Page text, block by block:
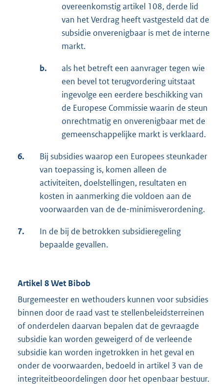
overeenkomstig artikel 108, derde lid
van het Verdrag heeft vastgesteld dat de
subsidie onverenigbaar is met de interne
markt.
b.
als het betreft een aanvrager tegen wie
een bevel tot terugvordering uitstaat
ingevolge een eerdere beschikking van
de Europese Commissie waarin de steun
onrechtmatig en onverenigbaar met de
gemeenschappelijke markt is verklaard.
6.
Bij subsidies waarop een Europees steunkader
van toepassing is, komen alleen de
activiteiten, doelstellingen, resultaten en
kosten in aanmerking die voldoen aan de
voorwaarden van de de-minimisverordening.
7.
In de bij de betrokken subsidieregeling
bepaalde gevallen.
Artikel 8 Wet Bibob
Burgemeester en wethouders kunnen voor subsidies
binnen door de raad vast te stellenbeleidsterreinen
of onderdelen daarvan bepalen dat de gevraagde
subsidie kan worden geweigerd of de verleende
subsidie kan worden ingetrokken in het geval en
onder de voorwaarden, bedoeld in artikel 3 van de
integriteitbeoordelingen door het openbaar bestuur.